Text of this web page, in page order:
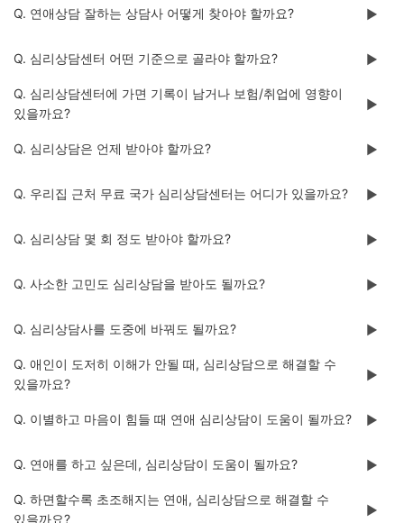
Q. 연애상담 잘하는 상담사 어떻게 찾아야 할까요? ▶️
Q. 심리상담센터 어떤 기준으로 골라야 할까요? ▶️
Q. 심리상담센터에 가면 기록이 남거나 보험/취업에 영향이
있을까요?
▶️
Q. 심리상담은 언제 받아야 할까요? ▶️
Q. 우리집 근처 무료 국가 심리상담센터는 어디가 있을까요? ▶️
Q. 심리상담 몇 회 정도 받아야 할까요? ▶️
Q. 사소한 고민도 심리상담을 받아도 될까요? ▶️
Q. 심리상담사를 도중에 바꿔도 될까요? ▶️
Q. 애인이 도저히 이해가 안될 때, 심리상담으로 해결할 수
있을까요?
▶️
Q. 이별하고 마음이 힘들 때 연애 심리상담이 도움이 될까요? ▶️
Q. 연애를 하고 싶은데, 심리상담이 도움이 될까요? ▶️
Q. 하면할수록 초조해지는 연애, 심리상담으로 해결할 수
있을까요?
▶️